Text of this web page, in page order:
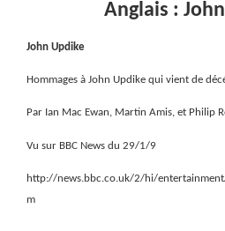
Anglais :
John Updike
Hommages à John Updike qui vient de
Par Ian Mac Ewan, Martin Amis, et Philip
Vu sur BBC News du 29/1/9
http://news.bbc.co.uk/2/hi/
m